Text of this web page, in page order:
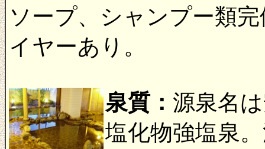
ソープ、シャンプー類
イヤーあり。
泉質： 源泉名
塩化物強塩泉